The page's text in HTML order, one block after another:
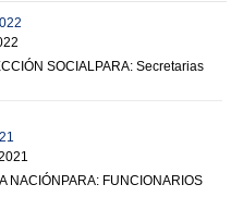
SOCIALPARA: Secretarias
NACIÓNPARA: FUNCIONARIOS